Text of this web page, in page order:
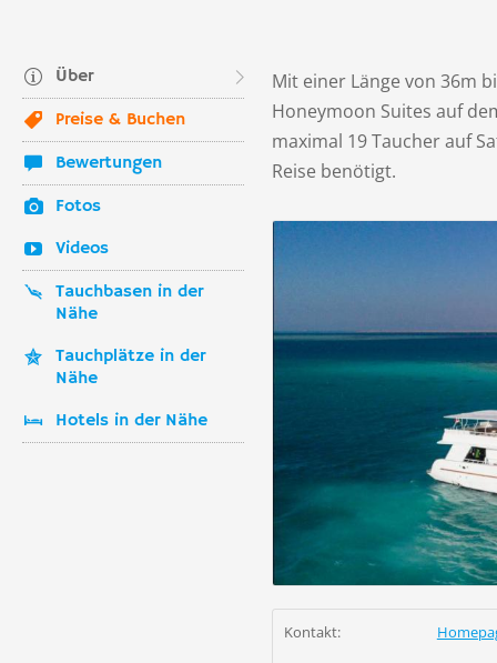
Über
Preise & Buchen
Bewertungen
Fotos
Videos
Tauchbasen in der
Nähe
Tauchplätze in der
Nähe
Hotels in der Nähe
Mit einer Länge von 36m
Honeymoon Suites auf
maximal 19 Taucher auf
Reise benötigt.
Kontakt: